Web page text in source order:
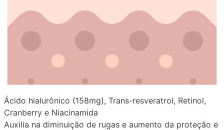
Ácido hialurônico (158mg), Trans-resveratrol, Retinol,
Cranberry e Niacinamida
Auxilia na diminuição de rugas e aumento da proteção e